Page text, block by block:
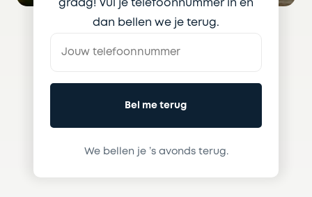
graag! Vul je telefoonnummer in en
dan bellen we je terug.
We bellen je ’s avonds terug.